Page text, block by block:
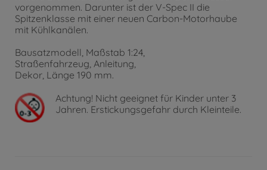
vorgenommen. Darunter ist der V-Spec II die
Spitzenklasse mit einer neuen Carbon-Motorhaube
mit Kühlkanälen.
Bausatzmodell, Maßstab 1:24,
Straßenfahrzeug, Anleitung,
Dekor, Länge 190 mm.
Achtung! Nicht geeignet für Kinder unter 3
Jahren. Erstickungsgefahr durch Kleinteile.